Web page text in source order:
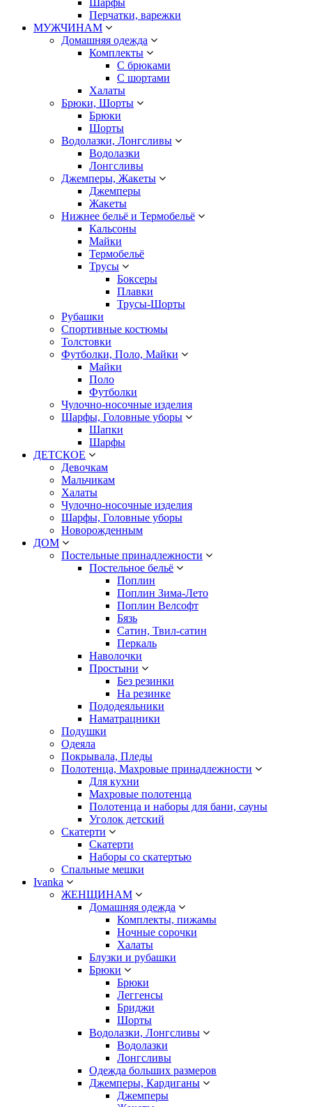
Шарфы
Перчатки, варежки
МУЖЧИНАМ
Домашняя одежда
Комплекты
С брюками
С шортами
Халаты
Брюки, Шорты
Брюки
Шорты
Водолазки, Лонгсливы
Водолазки
Лонгсливы
Джемперы, Жакеты
Джемперы
Жакеты
Нижнее бельё и Термобельё
Кальсоны
Майки
Термобельё
Трусы
Боксеры
Плавки
Трусы-Шорты
Рубашки
Спортивные костюмы
Толстовки
Футболки, Поло, Майки
Майки
Поло
Футболки
Чулочно-носочные изделия
Шарфы, Головные уборы
Шапки
Шарфы
ДЕТСКОЕ
Девочкам
Мальчикам
Халаты
Чулочно-носочные изделия
Шарфы, Головные уборы
Новорожденным
ДОМ
Постельные принадлежности
Постельное бельё
Поплин
Поплин Зима-Лето
Поплин Велсофт
Бязь
Сатин, Твил-сатин
Перкаль
Наволочки
Простыни
Без резинки
На резинке
Пододеяльники
Наматрацники
Подушки
Одеяла
Покрывала, Пледы
Полотенца, Махровые принадлежности
Для кухни
Махровые полотенца
Полотенца и наборы для бани, сауны
Уголок детский
Скатерти
Скатерти
Наборы со скатертью
Спальные мешки
Ivanka
ЖЕНЩИНАМ
Домашняя одежда
Комплекты, пижамы
Ночные сорочки
Халаты
Блузки и рубашки
Брюки
Брюки
Леггенсы
Бриджи
Шорты
Водолазки, Лонгсливы
Водолазки
Лонгсливы
Одежда больших размеров
Джемперы, Кардиганы
Джемперы